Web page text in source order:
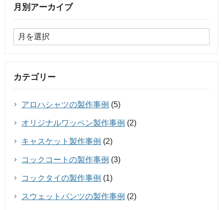
月別アーカイブ
カテゴリー
アロハシャツの製作事例 (5)
オリジナルワッペン製作事例 (2)
キャスケット製作事例 (2)
コックコートの製作事例 (3)
コックタイの製作事例 (1)
スウェットパンツの製作事例 (2)